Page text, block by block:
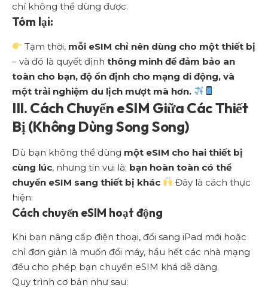
chí không thể dùng được.
Tóm lại:
Tạm thời, mỗi eSIM chỉ nên dùng cho một thiết bị
– và đó là quyết định thông minh để đảm bảo an
toàn cho bạn, độ ổn định cho mạng di động, và
một trải nghiệm du lịch mượt mà hơn.
III. Cách Chuyển eSIM Giữa Các Thiết
Bị (Không Dùng Song Song)
Dù bạn không thể dùng một eSIM cho hai thiết bị
cùng lúc, nhưng tin vui là: bạn hoàn toàn có thể
chuyển eSIM sang thiết bị khác
Đây là cách thực
hiện:
Cách chuyển eSIM hoạt động
Khi bạn nâng cấp điện thoại, đổi sang iPad mới hoặc
chỉ đơn giản là muốn đổi máy, hầu hết các nhà mạng
đều cho phép bạn chuyển eSIM khá dễ dàng.
Quy trình cơ bản như sau: